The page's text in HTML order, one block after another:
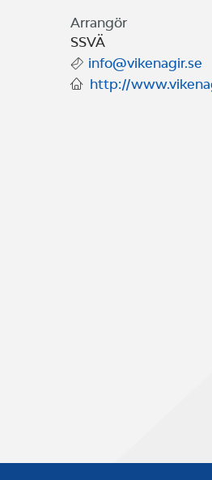
Arrangör
SSVÄ
info@vikenagir.se
http://